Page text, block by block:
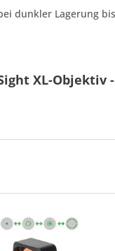
dunkler Lagerung
XL-Objektiv